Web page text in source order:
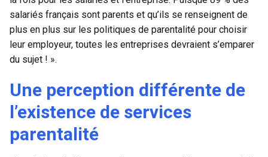
salariés français sont parents et qu’ils se renseignent de
plus en plus sur les politiques de parentalité pour choisir
leur employeur, toutes les entreprises devraient s’emparer
du sujet ! ».
Une perception différente de
l’existence de services
parentalité